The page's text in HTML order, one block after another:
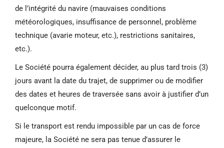
de l’intégrité du navire (mauvaises conditions
météorologiques, insuffisance de personnel, problème
technique (avarie moteur, etc.), restrictions sanitaires,
etc.).
Le Société pourra également décider, au plus tard trois (3)
jours avant la date du trajet, de supprimer ou de modifier
des dates et heures de traversée sans avoir à justifier d’un
quelconque motif.
Si le transport est rendu impossible par un cas de force
majeure, la Société ne sera pas tenue d’assurer le